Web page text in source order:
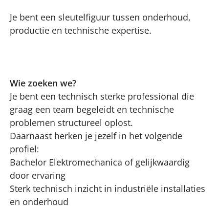
Je bent een sleutelfiguur tussen onderhoud,
productie en technische expertise.
Wie zoeken we?
Je bent een technisch sterke professional die
graag een team begeleidt en technische
problemen structureel oplost.
Daarnaast herken je jezelf in het volgende
profiel:
Bachelor Elektromechanica of gelijkwaardig
door ervaring
Sterk technisch inzicht in industriële installaties
en onderhoud